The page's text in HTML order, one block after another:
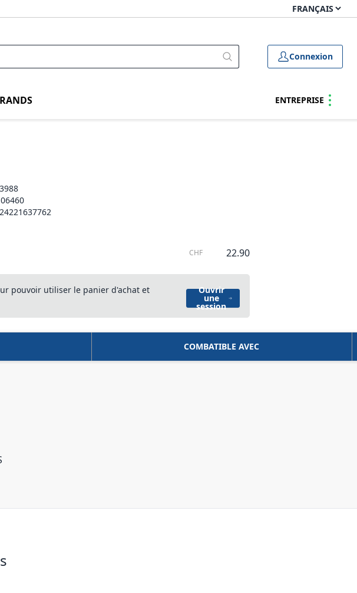
Connexion
ENTREPRISE
CHF 22.90
pouvoir utiliser le panier d'achat et
Ouvrir
une
session
COMBATIBLE AVEC